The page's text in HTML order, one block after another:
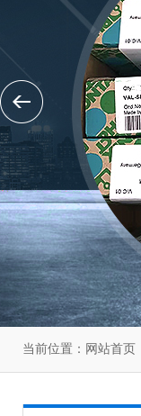
当前位置： 网站首页